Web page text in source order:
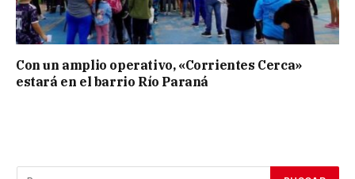
Con un amplio operativo, «Corrientes Cerca»
estará en el barrio Río Paraná